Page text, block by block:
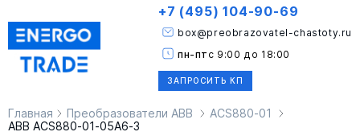
ЗАПРОСИТЬ КП
box@preobrazovatel-chastoty.ru
+7 (495) 104-90-69
пн-пт с 9:00 до 18:00
Главная Преобразователи ABB
ACS880-01
ABB ACS880-01-05A6-3